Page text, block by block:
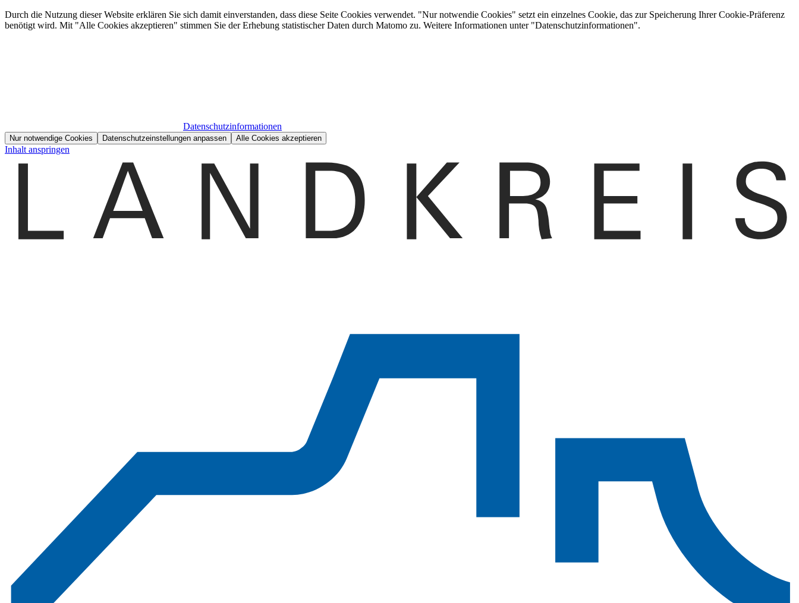
Durch die Nutzung dieser Website erklären Sie sich damit einverstanden, dass diese Seite Cookies verwendet. "Nur notwendie Cookies" setzt ein einzelnes Cookie, das zur Speicherung Ihrer Cookie-Präferenz
benötigt wird. Mit "Alle Cookies akzeptieren" stimmen Sie der Erhebung statistischer Daten durch Matomo zu. Weitere Informationen unter "Datenschutzinformationen".
Datenschutzinformationen
Nur notwendige Cookies Datenschutzeinstellungen anpassen Alle Cookies akzeptieren
Inhalt anspringen